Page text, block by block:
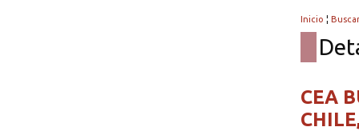
Inicio ¦ Buscar
CEA